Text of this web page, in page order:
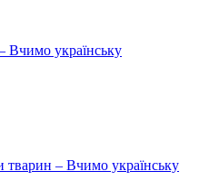
Вчимо українську
тварин – Вчимо українську